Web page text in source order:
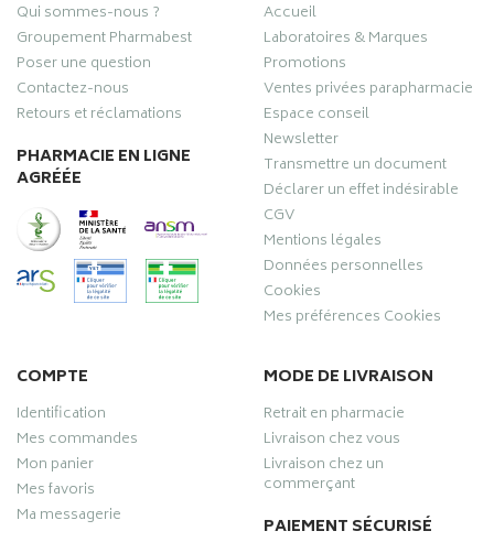
Qui sommes-nous ?
Groupement Pharmabest
Poser une question
Contactez-nous
Retours et réclamations
PHARMACIE EN LIGNE
AGRÉÉE
Accueil
Laboratoires & Marques
Promotions
Ventes privées parapharmacie
Espace conseil
Newsletter
Transmettre un document
Déclarer un effet indésirable
CGV
Mentions légales
Données personnelles
Cookies
Mes préférences Cookies
COMPTE
Identification
Mes commandes
Mon panier
Mes favoris
Ma messagerie
MODE DE LIVRAISON
Retrait en pharmacie
Livraison chez vous
Livraison chez un
commerçant
PAIEMENT SÉCURISÉ